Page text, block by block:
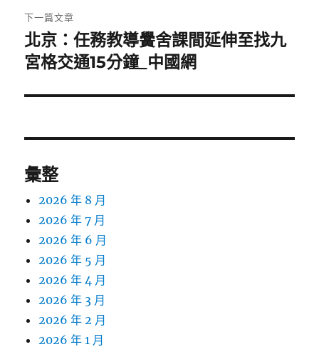
章:
下一篇文章
下
一
文
北京：任務教導黌舍課間延伸至找九
宮格交通15分鐘_中國網
彙整
2026 年 8 月
2026 年 7 月
2026 年 6 月
2026 年 5 月
2026 年 4 月
2026 年 3 月
2026 年 2 月
2026 年 1 月